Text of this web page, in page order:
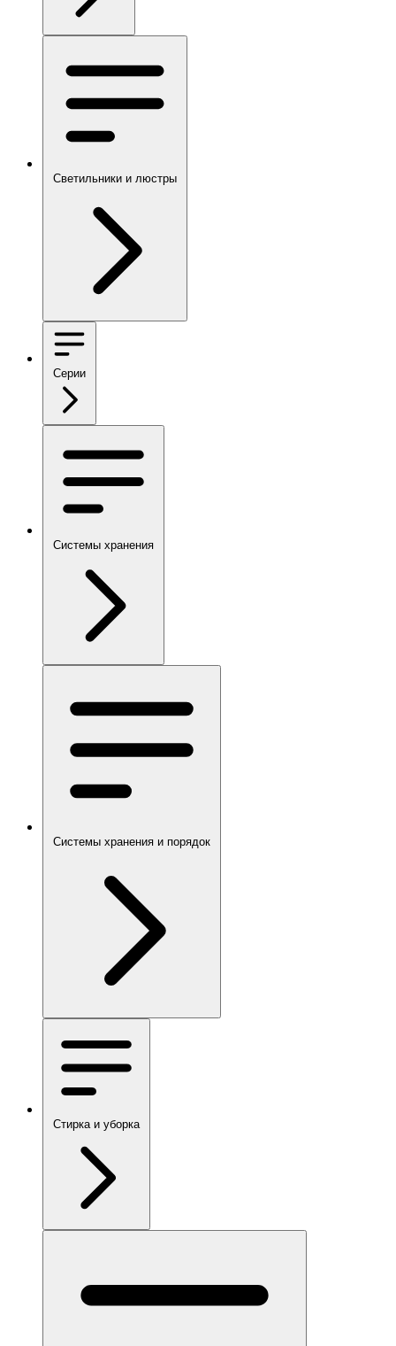
Светильники и люстры
Серии
Системы хранения
Системы хранения и порядок
Стирка и уборка